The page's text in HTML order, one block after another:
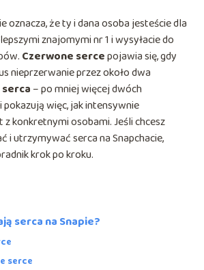
oznacza, że ty i dana osoba jesteście dla
znajomymi nr 1 i wysyłacie do
Czerwone sercepojawia się, gdy
nieprzerwanie przez około dwa
– po mniej więcej dwóch
pokazują więc, jak intensywnie
konkretnymi osobami. Jeśli chcesz
i utrzymywać serca na Snapchacie,
krok po kroku.
serca na Snapie?
serce